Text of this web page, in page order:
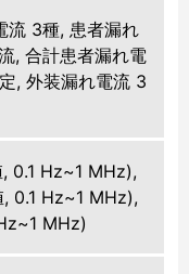
流 3種, 患者漏れ
, 合計患者漏れ電
, 外装漏れ電流 3
0.1 Hz~1 MHz),
0.1 Hz~1 MHz),
MHz)